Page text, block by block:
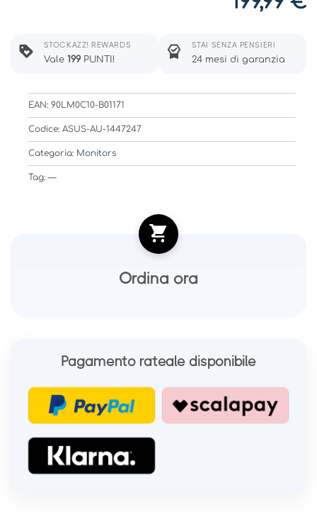
STOCKAZZ! REWARDS
Vale 199 PUNTI!
STAI SENZA PENSIERI
24 mesi di garanzia
EAN: 90LM0C10-B01171
Codice: ASUS-AU-1447247
Categoria: Monitors
Tag: —
Ordina ora
Pagamento rateale disponibile